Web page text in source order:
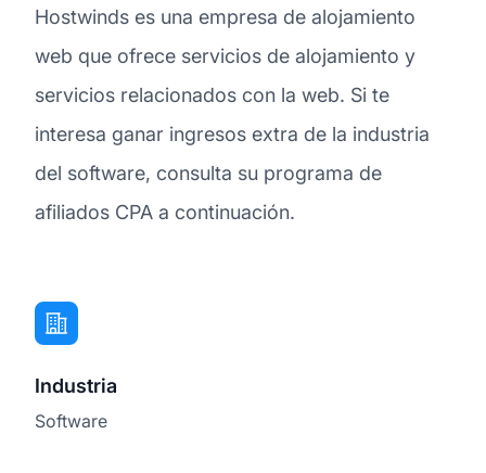
Hostwinds es una empresa de alojamiento
web que ofrece servicios de alojamiento y
servicios relacionados con la web. Si te
interesa ganar ingresos extra de la industria
del software, consulta su programa de
afiliados CPA a continuación.
Industria
Software